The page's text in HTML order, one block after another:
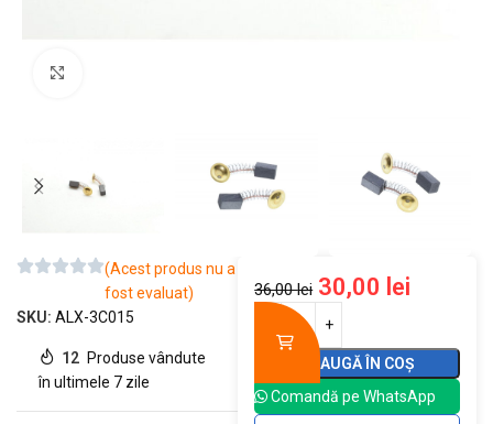
(Acest produs nu a
fost evaluat)
SKU: ALX-3C015
12 Produse vândute
în ultimele 7 zile
36,00lei 30,00 lei
ADAUGĂ ÎN COȘ
Comandă pe WhatsApp